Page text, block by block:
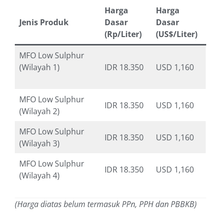
Jenis Produk
Harga
Dasar
(Rp/Liter)
Harga
Dasar
(US$/Liter)
MFO Low Sulphur
(Wilayah 1)
IDR 18.350 USD 1,160
MFO Low Sulphur
(Wilayah 2)
IDR 18.350 USD 1,160
MFO Low Sulphur
(Wilayah 3)
IDR 18.350 USD 1,160
MFO Low Sulphur
(Wilayah 4)
IDR 18.350 USD 1,160
(Harga diatas belum termasuk PPn, PPH dan PBBKB)